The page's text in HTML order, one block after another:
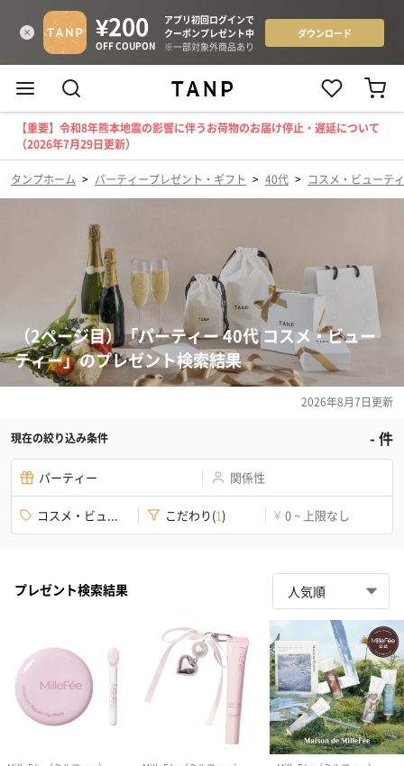
【重要】令和8年熊本地震の影響に伴うお荷物のお届け停止・遅延について
（2026年7月29日更新）
タンプホーム > パーティープレゼント・ギフト > 40代 > コスメ・ビューテ
（2ページ目）「パーティー 40代 コスメ・ビュー
ティー」のプレゼント検索結果
2026年8月7日更新
現在の絞り込み条件 -件
パーティー 関係性
コスメ・ビュ... こだわり(1) ¥ 0 ~ 上限なし
プレゼント検索結果